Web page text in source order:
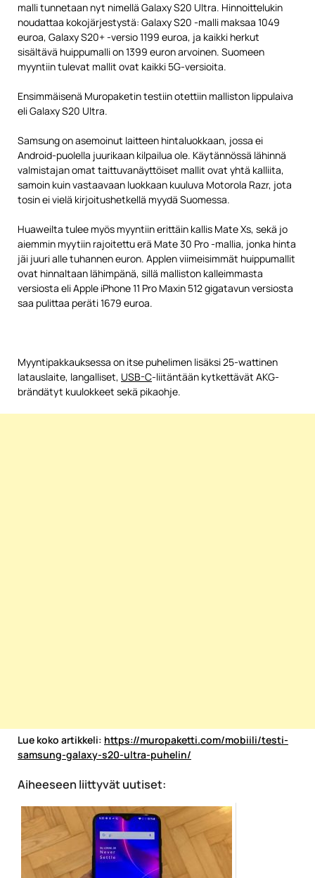
malli tunnetaan nyt nimellä Galaxy S20 Ultra. Hinnoittelukin
noudattaa kokojärjestystä: Galaxy S20 -malli maksaa 1049
euroa, Galaxy S20+ -versio 1199 euroa, ja kaikki herkut
sisältävä huippumalli on 1399 euron arvoinen. Suomeen
myyntiin tulevat mallit ovat kaikki 5G-versioita.
Ensimmäisenä Muropaketin testiin otettiin malliston lippulaiva
eli Galaxy S20 Ultra.
Samsung on asemoinut laitteen hintaluokkaan, jossa ei
Android-puolella juurikaan kilpailua ole. Käytännössä lähinnä
valmistajan omat taittuvanäyttöiset mallit ovat yhtä kalliita,
samoin kuin vastaavaan luokkaan kuuluva Motorola Razr, jota
tosin ei vielä kirjoitushetkellä myydä Suomessa.
Huaweilta tulee myös myyntiin erittäin kallis Mate Xs, sekä jo
aiemmin myytiin rajoitettu erä Mate 30 Pro -mallia, jonka hinta
jäi juuri alle tuhannen euron. Applen viimeisimmät huippumallit
ovat hinnaltaan lähimpänä, sillä malliston kalleimmasta
versiosta eli Apple iPhone 11 Pro Maxin 512 gigatavun versiosta
saa pulittaa peräti 1679 euroa.
Myyntipakkauksessa on itse puhelimen lisäksi 25-wattinen
latauslaite, langalliset, USB-C-liitäntään kytkettävät AKG-
brändätyt kuulokkeet sekä pikaohje.
Lue koko artikkeli: https://muropaketti.com/mobiili/testi-
samsung-galaxy-s20-ultra-puhelin/
Aiheeseen liittyvät uutiset: